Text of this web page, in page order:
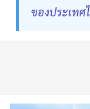
ของประเทศ